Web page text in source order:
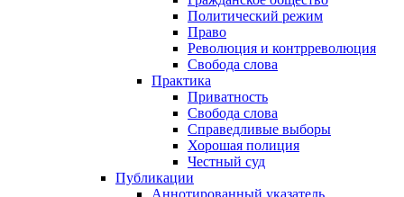
Политический режим
Право
Революция и контрреволюция
Свобода слова
Практика
Приватность
Свобода слова
Справедливые выборы
Хорошая полиция
Честный суд
Публикации
Аннотированный указатель